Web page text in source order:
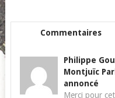
Commentaires
Philippe
Montjuïc
annoncé
Merci pour